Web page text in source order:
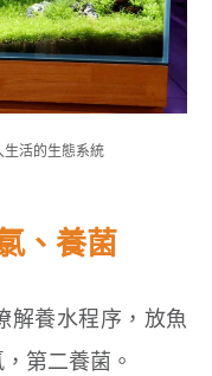
生活的生態系統
、養菌
解養水程序，放魚
第二養菌。